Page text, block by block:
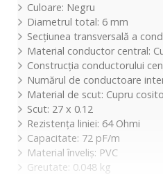
Culoare: Negru
Diametrul total: 6 mm
Secțiunea transversală a
Material conductor central:
Construcția conductorului
Numărul de conductoare
Material de scut: Cupru
Scut: 27 x 0.12
Rezistența liniei: 64 Ohmi
Capacitate: 72 pF/m
Material înveliș: PVC
Greutate: 0.048 kg